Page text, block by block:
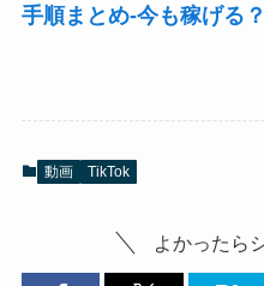
手順まとめ-今も稼げる？
動画 TikTok
よかったら